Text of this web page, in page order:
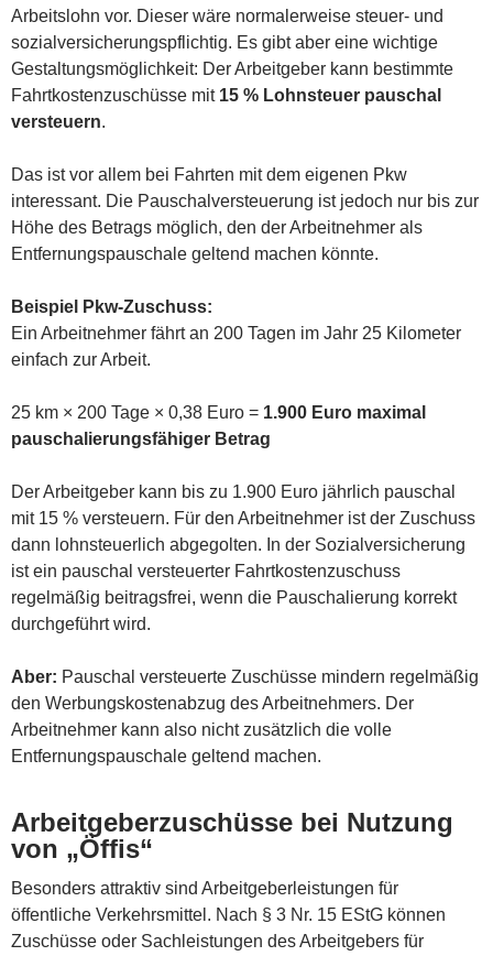
Arbeitslohn vor. Dieser wäre normalerweise steuer- und
sozialversicherungspflichtig. Es gibt aber eine wichtige
Gestaltungsmöglichkeit: Der Arbeitgeber kann bestimmte
Fahrtkostenzuschüsse mit 15 % Lohnsteuer pauschal
versteuern.
Das ist vor allem bei Fahrten mit dem eigenen Pkw
interessant. Die Pauschalversteuerung ist jedoch nur bis zur
Höhe des Betrags möglich, den der Arbeitnehmer als
Entfernungspauschale geltend machen könnte.
Beispiel Pkw-Zuschuss:
Ein Arbeitnehmer fährt an 200 Tagen im Jahr 25 Kilometer
einfach zur Arbeit.
25 km × 200 Tage × 0,38 Euro = 1.900 Euro maximal
pauschalierungsfähiger Betrag
Der Arbeitgeber kann bis zu 1.900 Euro jährlich pauschal
mit 15 % versteuern. Für den Arbeitnehmer ist der Zuschuss
dann lohnsteuerlich abgegolten. In der Sozialversicherung
ist ein pauschal versteuerter Fahrtkostenzuschuss
regelmäßig beitragsfrei, wenn die Pauschalierung korrekt
durchgeführt wird.
Aber: Pauschal versteuerte Zuschüsse mindern regelmäßig
den Werbungskostenabzug des Arbeitnehmers. Der
Arbeitnehmer kann also nicht zusätzlich die volle
Entfernungspauschale geltend machen.
Arbeitgeberzuschüsse bei Nutzung
von „Öffis“
Besonders attraktiv sind Arbeitgeberleistungen für
öffentliche Verkehrsmittel. Nach § 3 Nr. 15 EStG können
Zuschüsse oder Sachleistungen des Arbeitgebers für